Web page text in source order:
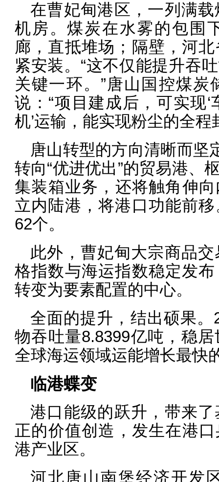
在曹妃甸港区，一列满
机房。煤炭在水雾的包围
廊，直抵堆场；隔壁，河
紧安装。“这不仅能提升吞
关键一环。”唐山国控煤
说：“项目建成后，可实现‘
机’运输，能实现粉尘的全程
唐山转型的方向清晰而坚
转向“优进优出”的贸易港、
集装箱业务，还将触角伸
立内陆港，将港口功能前
62个。
此外，曹妃甸大宗商品
格指数与海运指数稳定发
转变为要素配置的中心。
全面的提升，结出硕果
物吞吐量8.8399亿吨，稳
全球海运领域运能增长最快
临港蝶变
港口能级的跃升，带来
正的价值创造，发生在港
港产业区。
河北唐山南堡经济开发